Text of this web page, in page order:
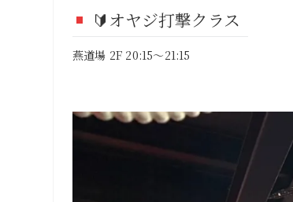
🔰オヤジ打撃クラス
燕道場 2F 20:15～21:15